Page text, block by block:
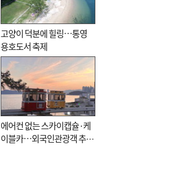
고양이 덕분에 힐링…통영
용호도서 축제
에어컨 없는 스카이캡슐·케
이블카…외국인관광객 추억